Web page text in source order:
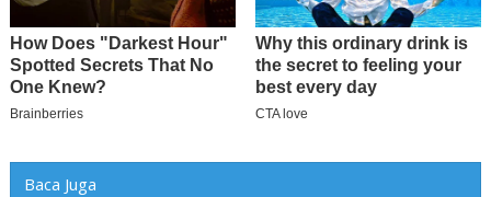
Baca Juga